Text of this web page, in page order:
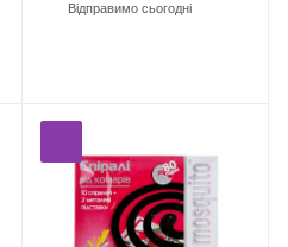
Відправимо сьогодні